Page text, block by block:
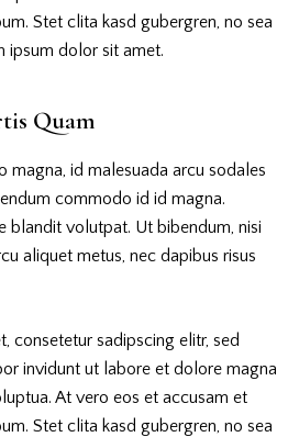
Stet clita kasd gubergren, no sea
ipsum dolor sit amet.
Quam
magna, id malesuada arcu sodales
commodo id id magna.
blandit volutpat. Ut bibendum, nisi
aliquet metus, nec dapibus risus
consetetur sadipscing elitr, sed
invidunt ut labore et dolore magna
At vero eos et accusam et
Stet clita kasd gubergren, no sea